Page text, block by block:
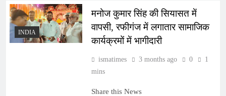
INDIA
मनोज कुमार सिंह की सियासत में
वापसी, रफीगंज में लगातार सामाजिक
कार्यक्रमों में भागीदारी
ismatimes 3 months ago 0
1
mins
Share this News